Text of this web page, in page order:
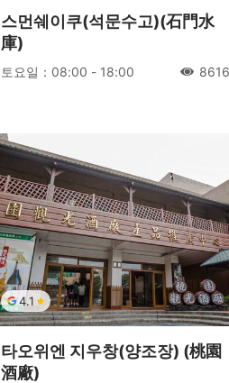
스먼쉐이쿠(석문수고)(石門水
庫)
토요일：08:00 - 18:00 人氣8616
4.1
타오위엔 지우창(양조장) (桃園
酒廠)